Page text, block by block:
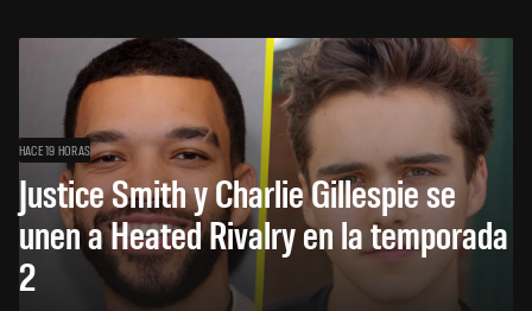
HACE 19 HORAS
Justice Smith y Charlie Gillespie se
unen a Heated Rivalry en la temporada
2